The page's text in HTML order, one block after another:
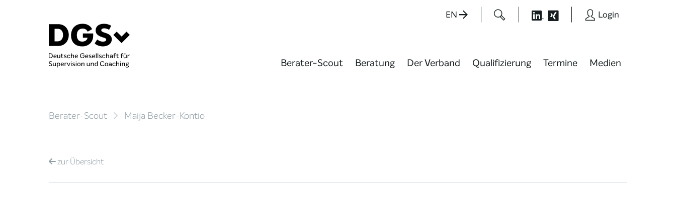
EN Login
Berater-Scout Beratung Der Verband Qualifizierung Termine Medien
Berater-Scout Maija Becker-Kontio
zurÜbersicht